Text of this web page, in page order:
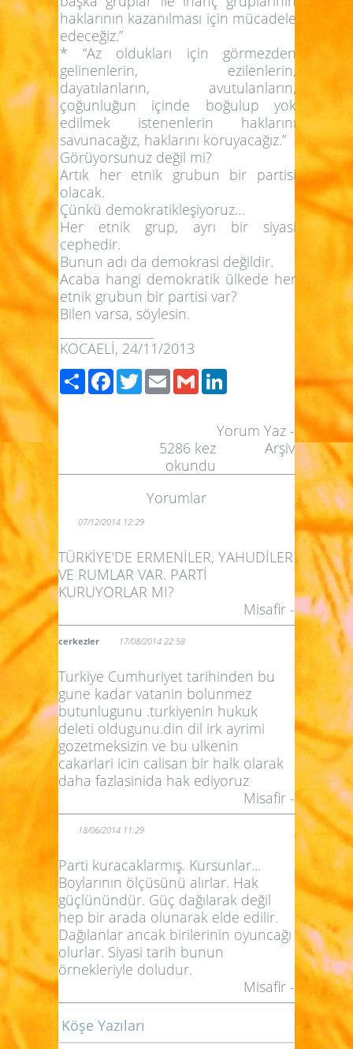
haklarının kazanılması için mücadele
edeceğiz.”
* “Az oldukları için görmezden
gelinenlerin, ezilenlerin,
dayatılanların, avutulanların,
çoğunluğun içinde boğulup yok
edilmek istenenlerin haklarını
savunacağız, haklarını koruyacağız.”
Görüyorsunuz değil mi?
Artık her etnik grubun bir partisi
olacak.
Çünkü demokratikleşiyoruz…
Her etnik grup, ayrı bir siyasi
cephedir.
Bunun adı da demokrasi değildir.
Acaba hangi demokratik ülkede her
etnik grubun bir partisi var?
Bilen varsa, söylesin.
KOCAELİ, 24/11/2013
PaylaşFacebook
TwitterEmailGmail
Yorum Yaz -
Arşiv
5286 kez
okundu
Yorumlar
07/12/2014 12:29
TÜRKİYE'DE ERMENİLER, YAHUDİLER
VE RUMLAR VAR. PARTİ
KURUYORLAR MI?
Misafir -
cerkezler 17/08/2014 22:58
Turkiye Cumhuriyet tarihinden bu
gune kadar vatanin bolunmez
butunlugunu .turkiyenin hukuk
deleti oldugunu.din dil irk ayrimi
gozetmeksizin ve bu ulkenin
cakarlari icin calisan bir halk olarak
daha fazlasinida hak ediyoruz
Misafir -
18/06/2014 11:29
Parti kuracaklarmış. Kursunlar...
Boylarının ölçüsünü alırlar. Hak
güçlünündür. Güç dağılarak değil
hep bir arada olunarak elde edilir.
Dağılanlar ancak birilerinin oyuncağı
olurlar. Siyasi tarih bunun
örnekleriyle doludur.
Misafir -
Köşe Yazıları